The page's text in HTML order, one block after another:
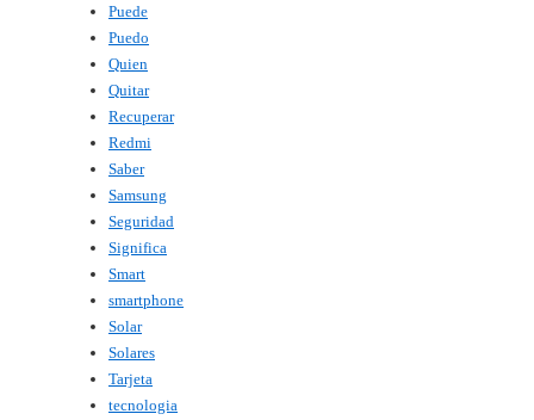
Puede
Puedo
Quien
Quitar
Recuperar
Redmi
Saber
Samsung
Seguridad
Significa
Smart
smartphone
Solar
Solares
Tarjeta
tecnologia